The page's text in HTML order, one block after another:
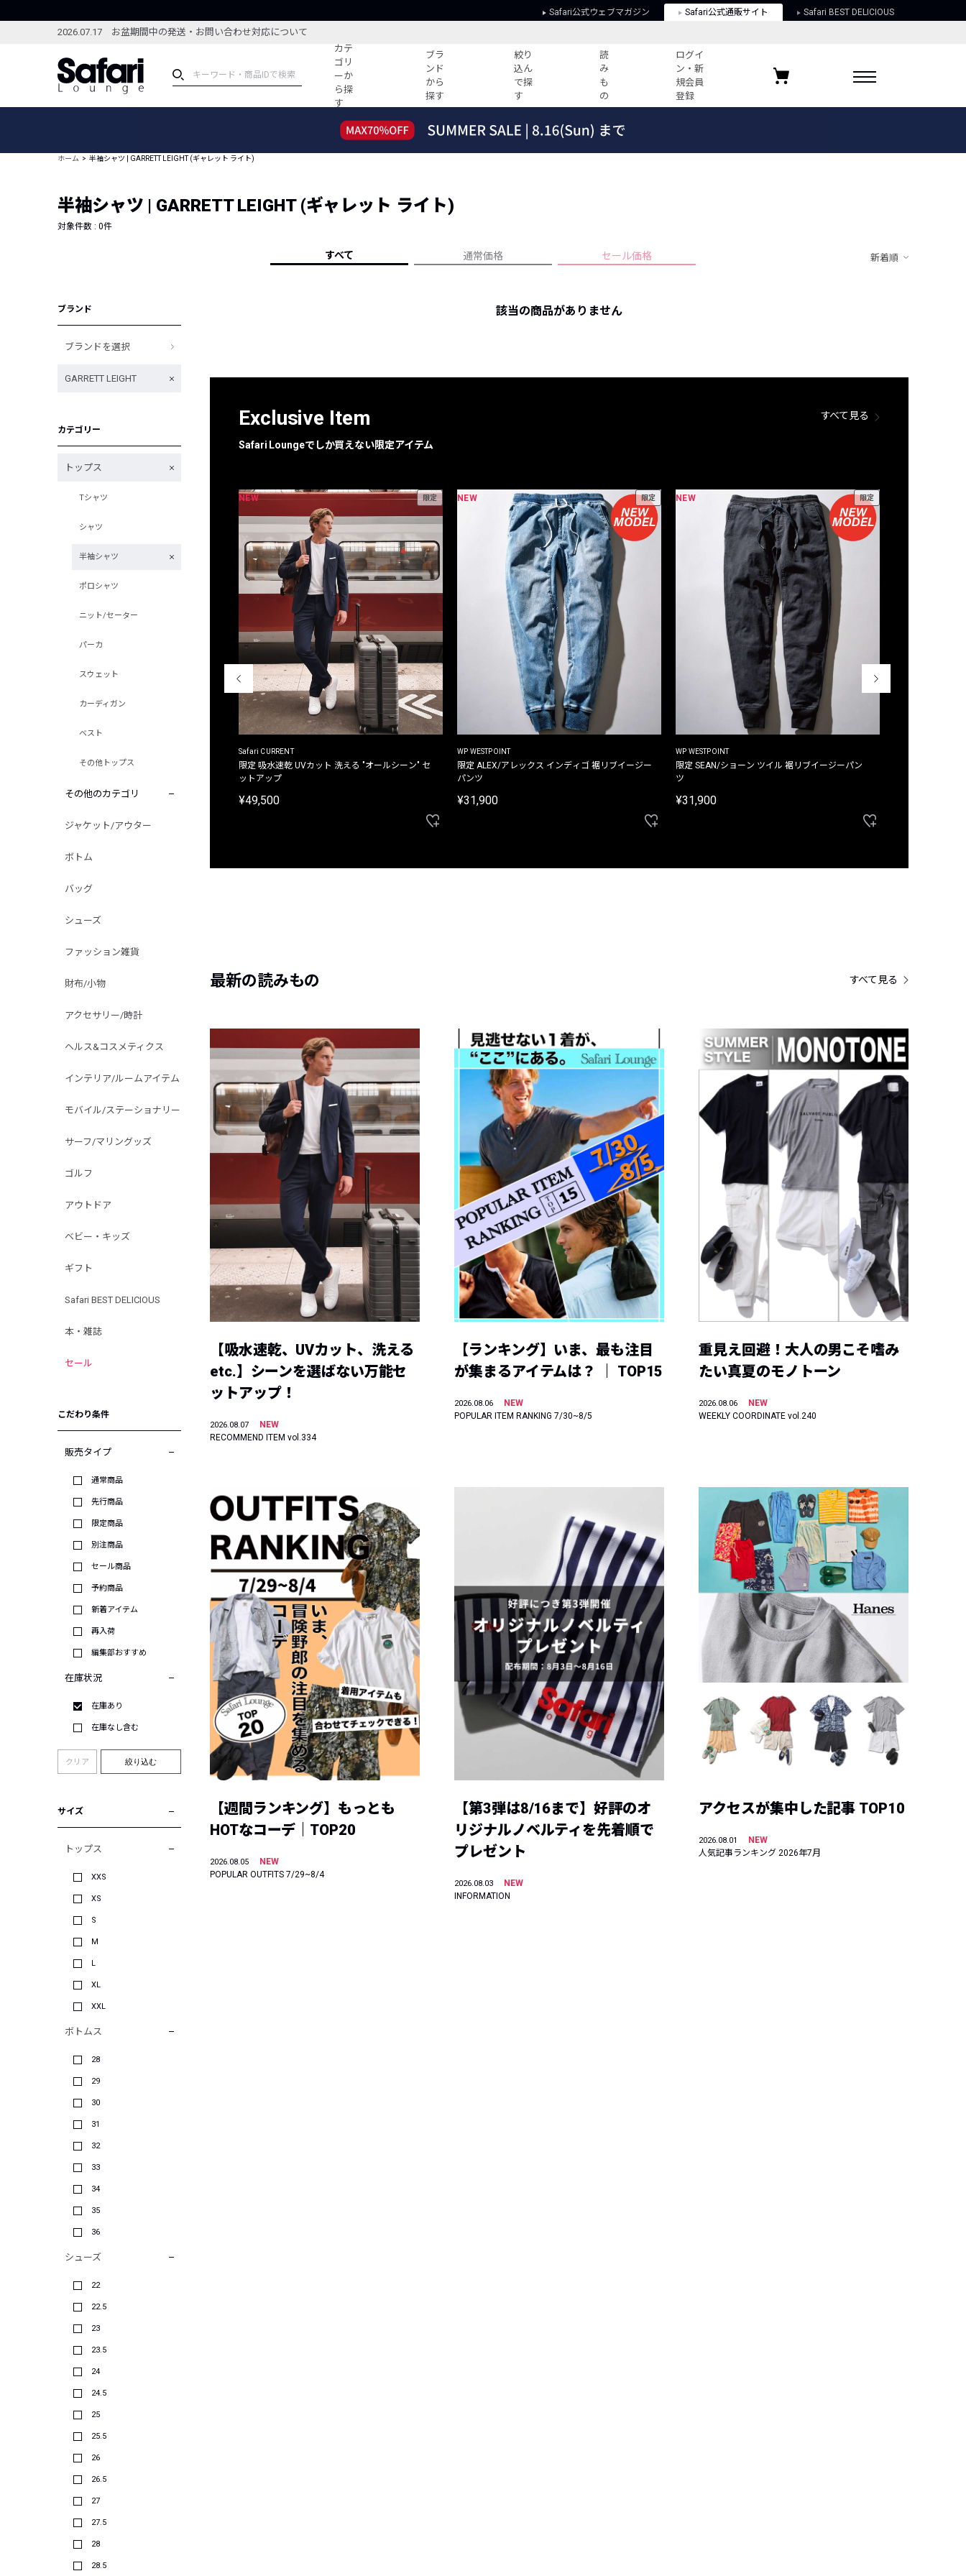
Safari公式ウェブマガジン Safari公式通販サイト Safari BEST DELICIOUS
2026.07.17 お盆期間中の発送・お問い合わせ対応について
カテ
ゴリ
ーか
ら探
す
ブラ
ンド
から
探す
絞り
込ん
で探
す
読
み
も
の
ログイ
ン・新
規会員
登録
ブランドから探す
新着アイテム
編集部のおすすめアイテム
特集記事
コーディネート
すべての記事
ーデ紹介
HOTなコーデ TOP20
人気記事ランキング
フォーカスブランド
プライバシーポリシー
お気に入りブランド
ホーム 半袖シャツ | GARRETT LEIGHT (ギャレット ライト)
半袖シャツ | GARRETT LEIGHT (ギャレット ライト)
対象件数 : 0件
すべて 通常価格 セール価格 新着順
ブランド
ブランドを選択
GARRETT LEIGHT
カテゴリー
トップス
Tシャツ
シャツ
半袖シャツ
ポロシャツ
ニット/セーター
パーカ
スウェット
カーディガン
ベスト
その他トップス
その他のカテゴリ
ジャケット/アウター
ボトム
バッグ
シューズ
ファッション雑貨
財布/小物
アクセサリー/時計
ヘルス&コスメティクス
インテリア/ルームアイテム
モバイル/ステーショナリー
サーフ/マリングッズ
ゴルフ
アウトドア
ベビー・キッズ
ギフト
Safari BEST DELICIOUS
本・雑誌
セール
こだわり条件
販売タイプ
通常商品
先行商品
限定商品
別注商品
セール商品
予約商品
新着アイテム
再入荷
編集部おすすめ
在庫状況
在庫あり
在庫なし含む
クリア 絞り込む
サイズ
トップス
XXS
XS
S
M
L
XL
XXL
ボトムス
28
29
30
31
32
33
34
35
36
シューズ
22
22.5
23
23.5
24
24.5
25
25.5
26
26.5
27
27.5
28
28.5
該当の商品がありません
Exclusive Item
Safari Loungeでしか買えない限定アイテム
すべて見る
別注限定 フード付き チェックシャツジャケット
NEW 限定
Safari CURRENT
限定 吸水速乾 UVカット 洗える "オールシーン" セ
ットアップ
¥49,500
NEW 限定
WP WESTPOINT
限定 ALEX/アレックス インディゴ 裾リブイージー
パンツ
¥31,900
NEW 限定
WP WESTPOINT
限定 SEAN/ショーン ツイル 裾リブイージーパン
ツ
¥31,900
最新の読みもの すべて見る
【吸水速乾、UVカット、洗える
etc.】シーンを選ばない万能セ
ットアップ！
2026.08.07
NEW
RECOMMEND ITEM vol.334
【ランキング】いま、最も注目
が集まるアイテムは？ ｜ TOP15
2026.08.06
NEW
POPULAR ITEM RANKING 7/30~8/5
重見え回避！大人の男こそ嗜み
たい真夏のモノトーン
2026.08.06
NEW
WEEKLY COORDINATE vol.240
【週間ランキング】もっとも
HOTなコーデ｜TOP20
2026.08.05
NEW
POPULAR OUTFITS 7/29~8/4
【第3弾は8/16まで】好評のオ
リジナルノベルティを先着順で
プレゼント
2026.08.03
NEW
INFORMATION
アクセスが集中した記事 TOP10
2026.08.01
NEW
人気記事ランキング 2026年7月